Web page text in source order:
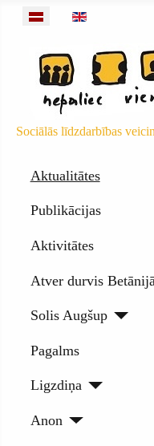
Izvēlieties valodu
Sociālās līdzdarbības
Aktualitātes
Publikācijas
Aktivitātes
Atver durvis Betānijā
Solis Augšup
Pagalms
Ligzdiņa
Anon